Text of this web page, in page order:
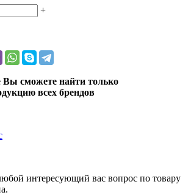
+
сможете найти только
всех брендов
интересующий вас вопрос по товару